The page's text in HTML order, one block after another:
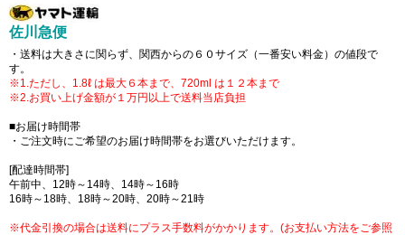
佐川急便
・送料は大きさに関らず、関西からの６０サイズ（一番安い料金）の値段で
す。
※1.ただし、1.8ℓ は最大６本まで、720ml は１２本まで
※2.お買い上げ金額が１万円以上で送料当店負担
■お届け時間帯
・ご注文時にご希望のお届け時間帯をお選びいただけます。
[配達時間帯]
午前中、12時～14時、14時～16時
16時～18時、18時～20時、20時～21時
※代金引換の場合は送料にプラス手数料がかかります。(お支払い方法をご参照